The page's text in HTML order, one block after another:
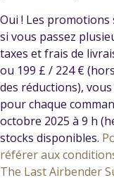
Oui ! Les promotions
si vous passez
taxes et frais de
ou 199 £ / 224 €
des réductions),
pour chaque
octobre 2025 à 9 h
stocks disponibles.
référer aux
The Last Airbender